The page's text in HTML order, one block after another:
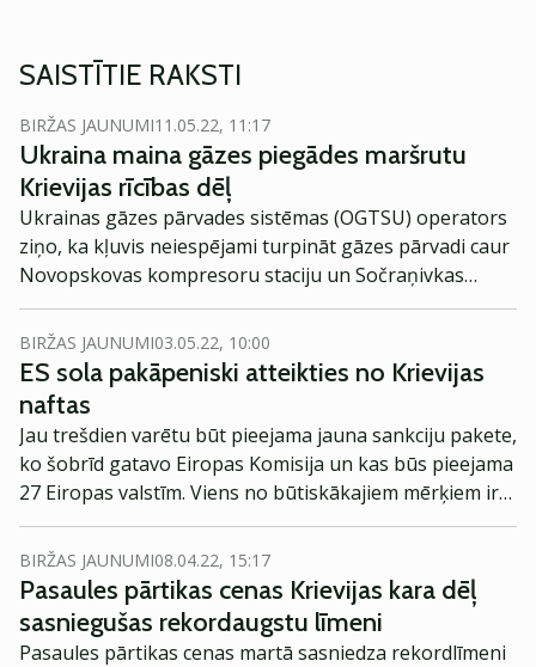
SAISTĪTIE RAKSTI
BIRŽAS JAUNUMI11.05.22, 11:17
Ukraina maina gāzes piegādes maršrutu
Krievijas rīcības dēļ
Ukrainas gāzes pārvades sistēmas (OGTSU) operators
ziņo, ka kļuvis neiespējami turpināt gāzes pārvadi caur
Novopskovas kompresoru staciju un Sočraņivkas
savienojumu, tāpēc gāze tiks virzīta caur Sudžu.
BIRŽAS JAUNUMI03.05.22, 10:00
ES sola pakāpeniski atteikties no Krievijas
naftas
Jau trešdien varētu būt pieejama jauna sankciju pakete,
ko šobrīd gatavo Eiropas Komisija un kas būs pieejama
27 Eiropas valstīm. Viens no būtiskākajiem mērķiem ir
pakāpenisks Krievijas naftas importa aizliegums
saistībā ar Krievijas iebrukumu Ukrainā.
BIRŽAS JAUNUMI08.04.22, 15:17
Pasaules pārtikas cenas Krievijas kara dēļ
sasniegušas rekordaugstu līmeni
Pasaules pārtikas cenas martā sasniedza rekordlīmeni